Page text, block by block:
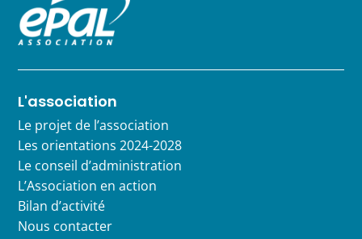
L'association
Le projet de l’association
Les orientations 2024-2028
Le conseil d’administration
L’Association en action
Bilan d’activité
Nous contacter